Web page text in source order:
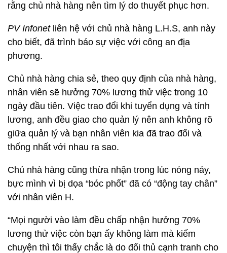
rằng chủ nhà hàng nên tìm lý do thuyết phục hơn.
PV Infonetliên hệ với chủ nhà hàng L.H.S, anh này
cho biết, đã trình báo sự việc với công an địa
phương.
Chủ nhà hàng chia sẻ, theo quy định của nhà hàng,
nhân viên sẽ hưởng 70% lương thử việc trong 10
ngày đầu tiên. Việc trao đổi khi tuyển dụng và tính
lương, anh đều giao cho quản lý nên anh không rõ
giữa quản lý và bạn nhân viên kia đã trao đổi và
thống nhất với nhau ra sao.
Chủ nhà hàng cũng thừa nhận trong lúc nóng nảy,
bực mình vì bị dọa “bóc phốt” đã có “động tay chân”
với nhân viên H.
“Mọi người vào làm đều chấp nhận hưởng 70%
lương thử việc còn bạn ấy không làm mà kiếm
chuyện thì tôi thấy chắc là do đối thủ cạnh tranh cho